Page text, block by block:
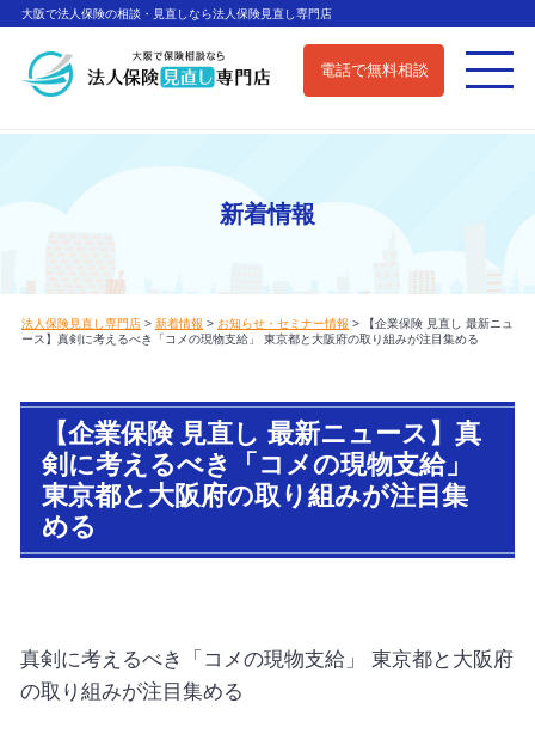
大阪で法人保険の相談・見直しなら法人保険見直し専門店
電話で無料相談
新着情報
法人保険見直し専門店> 新着情報 > お知らせ・セミナー情報 >
【企業保険 見直し 最新ニュ
ース】真剣に考えるべき「コメの現物支給」 東京都と大阪府の取り組みが注目集める
【企業保険 見直し 最新ニュース】真
剣に考えるべき「コメの現物支給」
東京都と大阪府の取り組みが注目集
める
真剣に考えるべき「コメの現物支給」 東京都と大阪府
の取り組みが注目集める